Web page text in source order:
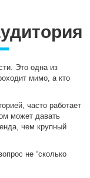
Это одна из
мимо, а кто
часто работает
может давать
чем крупный
не “сколько